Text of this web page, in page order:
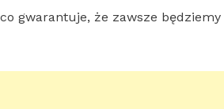
gwarantuje, że zawsze